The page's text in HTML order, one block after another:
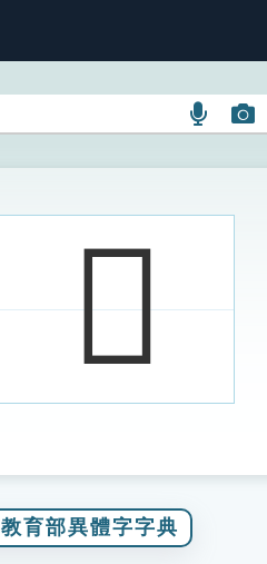
語
搜
圖
圖
搜
𧴁
教育部異體字字典